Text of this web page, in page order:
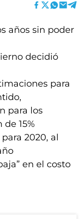
años sin poder
decidió
para
para los
15%
para 2020, al
en el costo